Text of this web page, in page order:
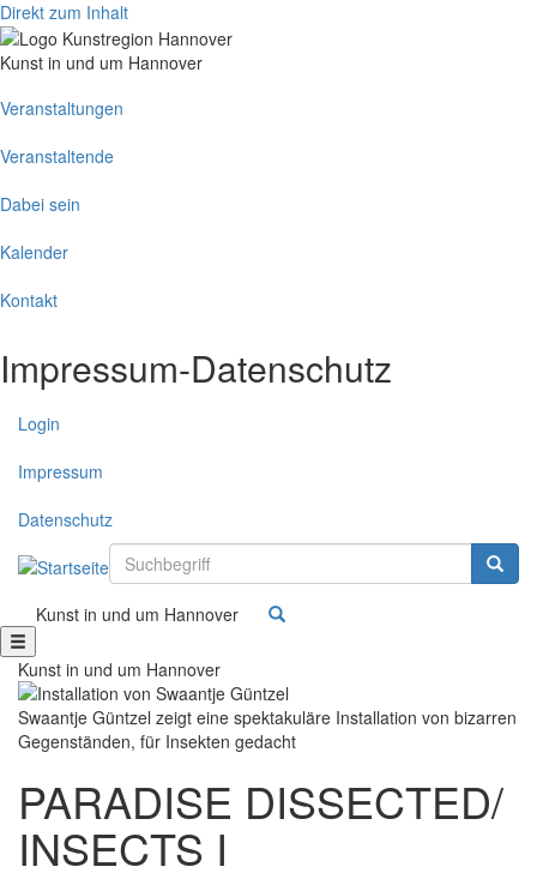
Direkt zum Inhalt
Kunst in und um Hannover
Main
navigation
Veranstaltungen
Veranstaltende
Dabei sein
Kalender
Kontakt
Impressum-Datenschutz
Login
Impressum
Datenschutz
Suchbegriff
Kunst in und um Hannover
Kunst in und um Hannover
Swaantje Güntzel zeigt eine spektakuläre Installation von bizarren
Gegenständen, für Insekten gedacht
PARADISE DISSECTED/
INSECTS I